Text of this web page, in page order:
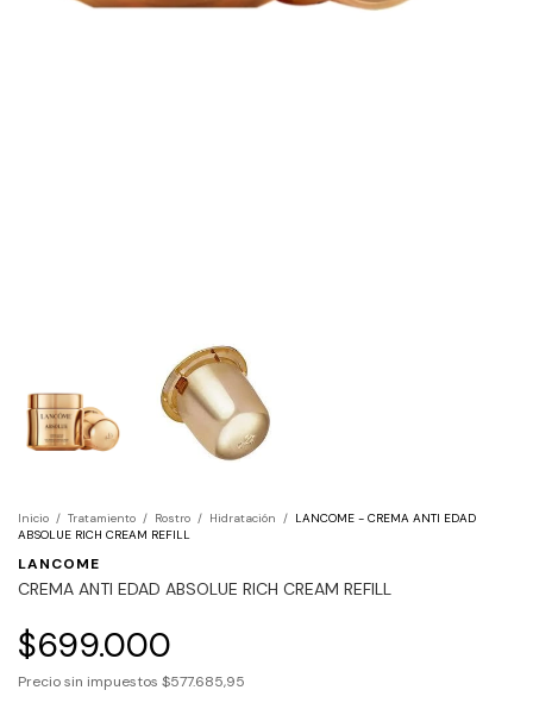
Inicio / Tratamiento / Rostro / Hidratación / LANCOME - CREMA ANTI EDAD
ABSOLUE RICH CREAM REFILL
LANCOME
CREMA ANTI EDAD ABSOLUE RICH CREAM REFILL
$699.000
Precio sin impuestos $577.685,95